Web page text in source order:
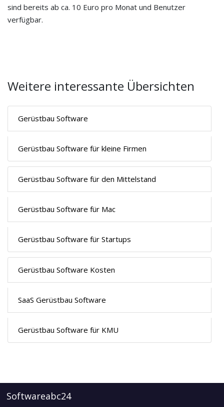
sind bereits ab ca. 10 Euro pro Monat und Benutzer
verfügbar.
Weitere interessante Übersichten
Gerüstbau Software
Gerüstbau Software für kleine Firmen
Gerüstbau Software für den Mittelstand
Gerüstbau Software für Mac
Gerüstbau Software für Startups
Gerüstbau Software Kosten
SaaS Gerüstbau Software
Gerüstbau Software für KMU
Softwareabc24